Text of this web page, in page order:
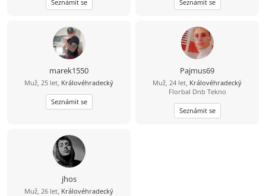
Seznámit se Seznámit se
marek1550
Muž, 25 let, Královéhradecký
Seznámit se
Pajmus69
Muž, 24 let, Královéhradecký
Florbal Dnb Tekno
Seznámit se
jhos
Muž, 26 let, Královéhradecký